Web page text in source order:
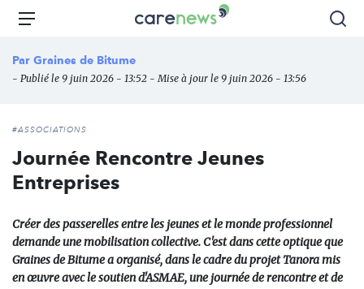
Aller
principal
Carenews,
des
Menu
Par Graines de Bitume
- Publié le 9 juin 2026 - 13:52 - Mise à jour le 9 juin 2026 - 13:56
#ASSOCIATIONS
Journée Rencontre Jeunes
Entreprises
Créer des passerelles entre les jeunes et le monde professionnel
demande une mobilisation collective. C'est dans cette optique que
Graines de Bitume a organisé, dans le cadre du projet Tanora mis
en œuvre avec le soutien d'ASMAE, une journée de rencontre et de